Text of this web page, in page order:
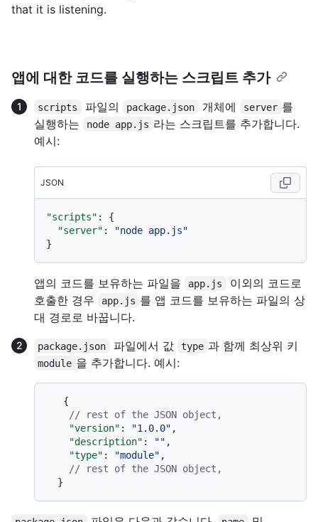
that it is listening.
앱에 대한 코드를 실행하는 스크립트 추가
scripts 파일의 package.json 개체에 server 를
실행하는
node app.js 라는 스크립트를 추가합니다.
예시:
JSON
"scripts" :
{
"server" :
"node app.js"
}
앱의 코드를 보유하는 파일을 app.js
이외의 코드로
호출한 경우
app.js 를 앱 코드를 보유하는 파일의 상
대 경로로 바꿉니다.
package.json 파일에서 값 type 과 함께 최상위 키
module 을 추가합니다. 예시:
{
// rest of the JSON object,
"version" : "1.0.0" ,
"description" : "" ,
"type" : "module" ,
// rest of the JSON object,
}